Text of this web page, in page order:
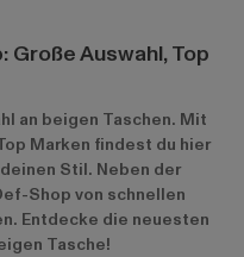
Große Auswahl, Top
an beigen Taschen. Mit
Marken findest du hier
Stil. Neben der
Shop von schnellen
Entdecke die neuesten
Tasche!